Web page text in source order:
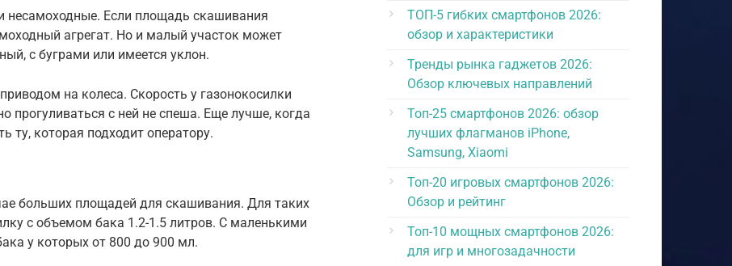
несамоходные. Если площадь скашивания
агрегат. Но и малый участок может
с буграми или имеется уклон.
на колеса. Скорость у газонокосилки
с ней не спеша. Еще лучше, когда
ту, которая подходит оператору.
больших площадей для скашивания. Для таких
с объемом бака 1.2-1.5 литров. С маленькими
у которых от 800 до 900 мл.
ТОП-5 гибких смартфонов 2026:
обзор и характеристики
Тренды рынка гаджетов 2026:
Обзор ключевых направлений
Топ-25 смартфонов 2026: обзор
лучших флагманов iPhone,
Samsung, Xiaomi
Топ-20 игровых смартфонов 2026:
Обзор и рейтинг
Топ-10 мощных смартфонов 2026:
для игр и многозадачности